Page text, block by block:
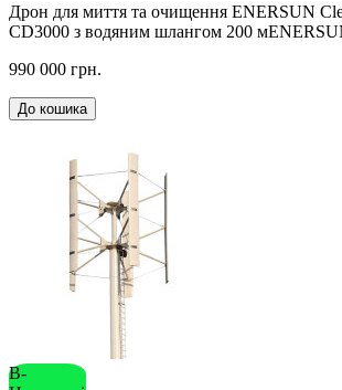
Дрон для миття та очищення ENERSUN
CD3000 з водяним шлангом 200
990 000 грн.
До кошика
В-